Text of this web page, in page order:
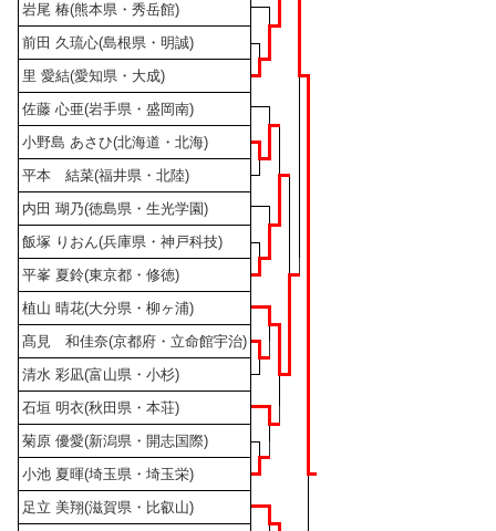
岩尾 椿(熊本県・秀岳館)
前田 久琉心(島根県・明誠)
里 愛結(愛知県・大成)
佐藤 心亜(岩手県・盛岡南)
小野島 あさひ(北海道・北海)
平本 結菜(福井県・北陸)
内田 瑚乃(徳島県・生光学園)
飯塚 りおん(兵庫県・神戸科技)
平峯 夏鈴(東京都・修徳)
植山 晴花(大分県・柳ヶ浦)
髙見 和佳奈(京都府・立命館宇治)
清水 彩凪(富山県・小杉)
石垣 明衣(秋田県・本荘)
菊原 優愛(新潟県・開志国際)
小池 夏暉(埼玉県・埼玉栄)
足立 美翔(滋賀県・比叡山)